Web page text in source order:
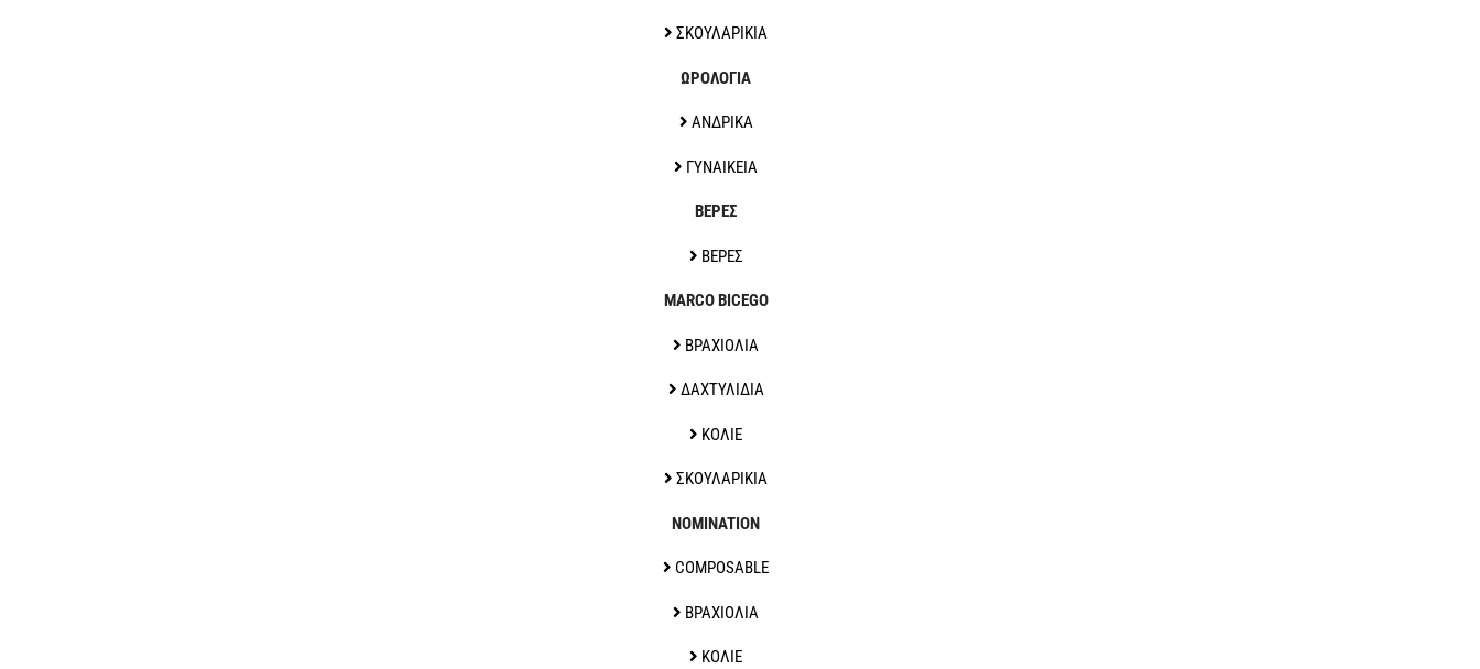
ΣΚΟΥΛΑΡΙΚΙΑ
ΩΡΟΛΟΓΙΑ
ΑΝΔΡΙΚΑ
ΓΥΝΑΙΚΕΙΑ
ΒΕΡΕΣ
ΒΕΡΕΣ
MARCO BICEGO
ΒΡΑΧΙΟΛΙΑ
ΔΑΧΤΥΛΙΔΙΑ
ΚΟΛΙΕ
ΣΚΟΥΛΑΡΙΚΙΑ
NOMINATION
COMPOSABLE
ΒΡΑΧΙΟΛΙΑ
ΚΟΛΙΕ